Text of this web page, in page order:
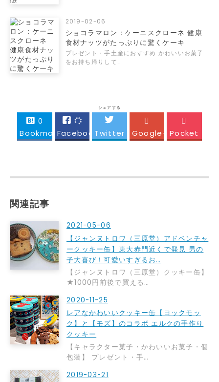
2019-02-06
ショコラマロン：ケーニスクローネ 健康
食材ナッツがたっぷりに驚くケーキ
プレゼント・手土産におすすめ かわいいお菓子
をお持ち帰りして…
シェアする
0
Bookmark!FacebookTwitter Google+ Pocket
関連記事
2021-05-06
【ジャンヌトロワ（三原堂）アドベンチャ
ークッキー缶】東大赤門近くで発見 男の
子大喜び！可愛いすぎるお…
【ジャンヌトロワ（三原堂）クッキー缶】
★1000円前後で買える…
2020-11-25
レアなかわいいクッキー缶【ヨックモッ
ク】と【モズ】のコラボ エルクの手作り
クッキー
【キャラクター菓子・かわいいお菓子・個
包装】 プレゼント・手…
2019-03-21